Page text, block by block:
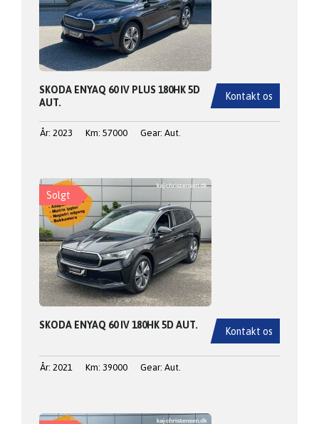
Kontakt os
SKODA ENYAQ 60 IV PLUS 180HK 5D
AUT.
År: 2023 Km: 57000 Gear: Aut.
Kontakt os
SKODA ENYAQ 60 IV 180HK 5D AUT.
År: 2021 Km: 39000 Gear: Aut.
Solgt